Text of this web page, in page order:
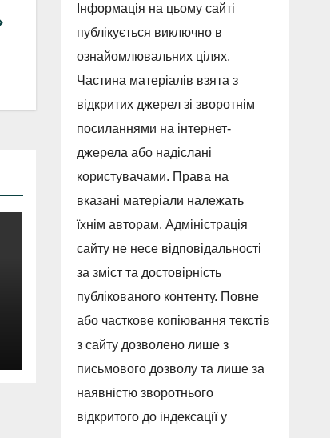
Інформація на цьому сайті
публікується виключно в
ознайомлювальних цілях.
Частина матеріалів взята з
відкритих джерел зі зворотнім
посиланнями на інтернет-
джерела або надіслані
користувачами. Права на
вказані матеріали належать
їхнім авторам. Адміністрація
сайту не несе відповідальності
за зміст та достовірність
публікованого контенту. Повне
або часткове копіювання текстів
з сайту дозволено лише з
письмового дозволу та лише за
наявністю зворотнього
відкритого до індексації у